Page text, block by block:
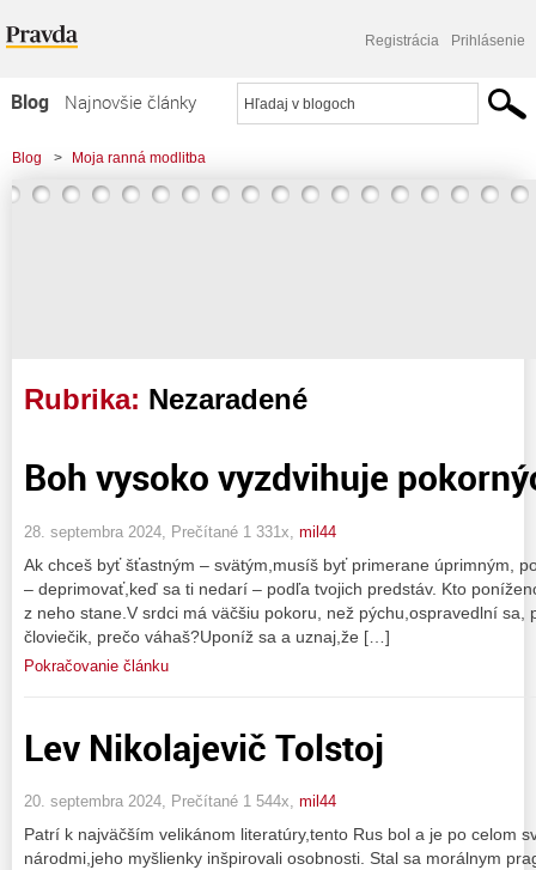
Registrácia Prihlásenie
Blog
Najnovšie články
Najčítanejšie články
Najkomentovanejšie články
Blog > Moja ranná modlitba
Rubrika: Nezaradené
Boh vysoko vyzdvihuje
28. septembra 2024, Prečítané 1 331x, mil44
Ak chceš byť šťastným – svätým,musíš byť primerane úprimným,
– deprimovať,keď sa ti nedarí – podľa tvojich predstáv. Kto
z neho stane.V srdci má väčšiu pokoru, než pýchu,ospravedlní sa,
človiečik, prečo váhaš?Uponíž sa a uznaj,že […]
Pokračovanie článku
Lev Nikolajevič Tolstoj
20. septembra 2024, Prečítané 1 544x, mil44
Patrí k najväčším velikánom literatúry,tento Rus bol a je po celom
národmi,jeho myšlienky inšpirovali osobnosti. Stal sa morálnym